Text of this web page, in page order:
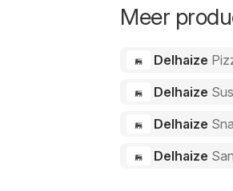
Meer
Delhaize
Delhaize
Delhaize
Delhaize